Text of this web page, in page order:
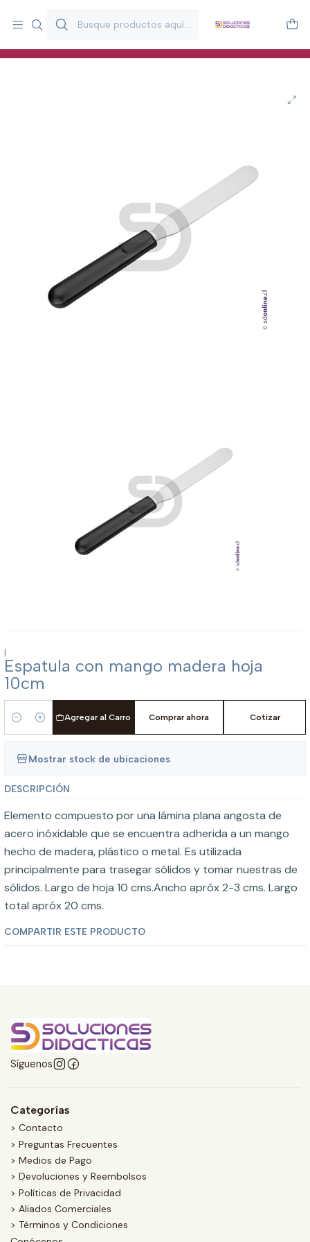
y estimulación infantil en Chile.
Especialistas en recursos educativos para aulas, terapeutas y
|
Espatula con mango madera hoja
10cm
Cantidad
Agregar al Carro Comprar ahora Cotizar
Mostrar stock de ubicaciones
DESCRIPCIÓN
Elemento compuesto por una lámina plana angosta de
acero inóxidable que se encuentra adherida a un mango
hecho de madera, plástico o metal. Es utilizada
principalmente para trasegar sólidos y tomar nuestras de
sólidos. Largo de hoja 10 cms.Ancho apróx 2-3 cms. Largo
total apróx 20 cms.
COMPARTIR ESTE PRODUCTO
Síguenos
Categorías
> Contacto
> Preguntas Frecuentes
> Medios de Pago
> Devoluciones y Reembolsos
> Políticas de Privacidad
> Aliados Comerciales
> Términos y Condiciones